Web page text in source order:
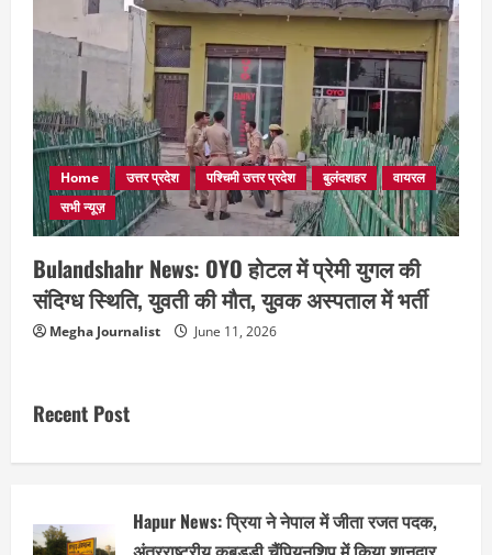
Home उत्तर प्रदेश पश्चिमी उत्तर प्रदेश बुलंदशहर
वायरल
सभी न्यूज़
Bulandshahr News: OYO होटल में प्रेमी युगल की
संदिग्ध स्थिति, युवती की मौत, युवक अस्पताल में भर्ती
Megha Journalist June 11, 2026
Recent Post
Hapur News: प्रिया ने नेपाल में जीता रजत पदक,